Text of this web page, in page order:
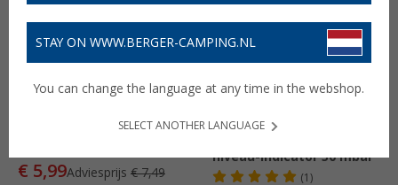
€ 5,99Adviesprijs € 7,49
automatische
niveau-indicator 50 mbar
(1)
STAY ON WWW.BERGER-CAMPING.NL
You can change the language at any time in the webshop.
SELECT ANOTHER LANGUAGE